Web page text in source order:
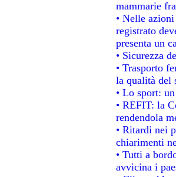
mammarie
• Nelle
registrato
presenta un
• Sicurezza
• Trasporto
la qualità del
• Lo sport:
• REFIT: la
rendendola
• Ritardi nei
chiarimenti
• Tutti a
avvicina i